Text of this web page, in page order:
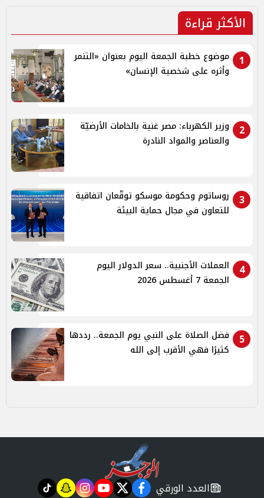
الأكثر قراءة
1
موضوع خطبة الجمعة اليوم بعنوان «التنمر
وأثره على شخصية الإنسان»
2
وزير الكهرباء: مصر غنية بالخامات الأرضيّة
والعناصر والمواد النادرة
3
روساتوم وحكومة موسكو توقّعان اتفاقية
للتعاون في مجال حماية البيئة
4
العملات الأجنبية.. سعر الدولار اليوم
الجمعة 7 أغسطس 2026
5
فضل الصلاة على النبي يوم الجمعة.. رددها
كثيرًا فهي الأقرب إلى الله
newspaper
العدد الورقي facebook
twitter
youtube
instagram
snapchat
tiktok